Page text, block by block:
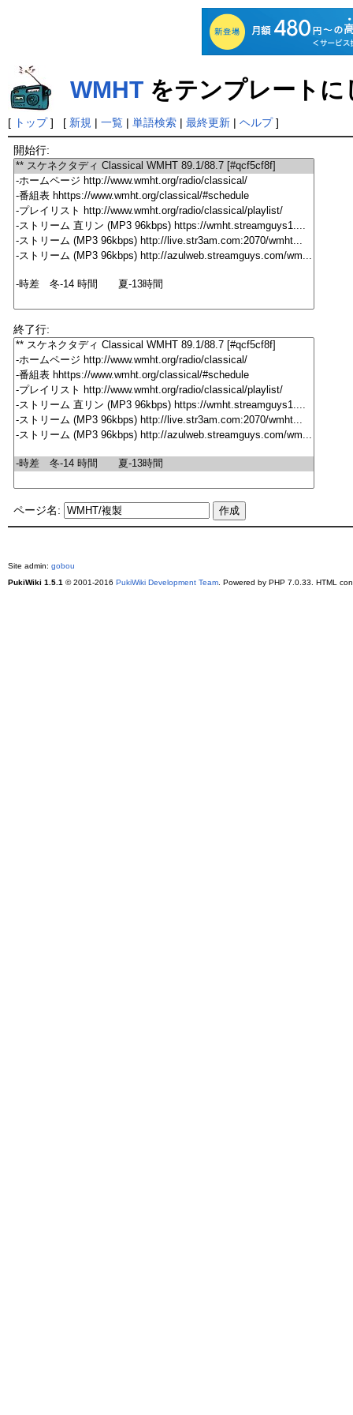
WMHT をテンプレートに
[ トップ] [ 新規 | 一覧 | 単語検索 | 最終更新 | ヘルプ]
開始行:
終了行:
ページ名:
Site admin: gobou
PukiWiki 1.5.1 © 2001-2016 PukiWiki Development Team. Powered by PHP 7.0.33. HTML